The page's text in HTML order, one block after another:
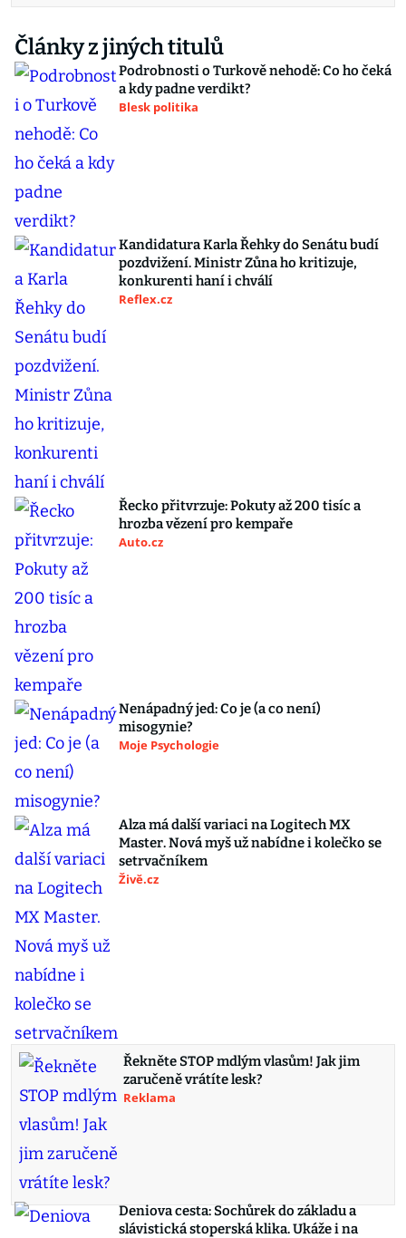
Články z jiných titulů
Podrobnosti o Turkově nehodě: Co ho čeká
a kdy padne verdikt?
Blesk politika
Kandidatura Karla Řehky do Senátu budí
pozdvižení. Ministr Zůna ho kritizuje,
konkurenti haní i chválí
Reflex.cz
Řecko přitvrzuje: Pokuty až 200 tisíc a
hrozba vězení pro kempaře
Auto.cz
Nenápadný jed: Co je (a co není)
misogynie?
Moje Psychologie
Alza má další variaci na Logitech MX
Master. Nová myš už nabídne i kolečko se
setrvačníkem
Živě.cz
Řekněte STOP mdlým vlasům! Jak jim
zaručeně vrátíte lesk?
Reklama
Deniova cesta: Sochůrek do základu a
slávistická stoperská klika. Ukáže i na